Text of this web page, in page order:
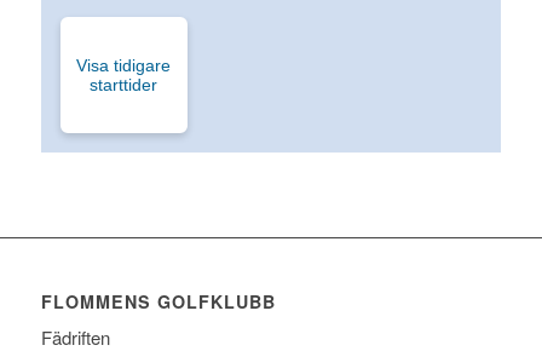
Visa tidigare
starttider
FLOMMENS GOLFKLUBB
Fädriften